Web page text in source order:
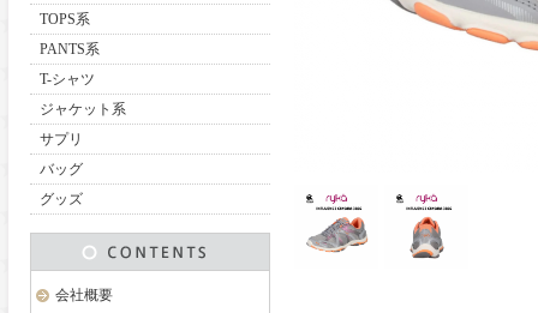
TOPS系
PANTS系
T-シャツ
ジャケット系
サプリ
バッグ
グッズ
会社概要